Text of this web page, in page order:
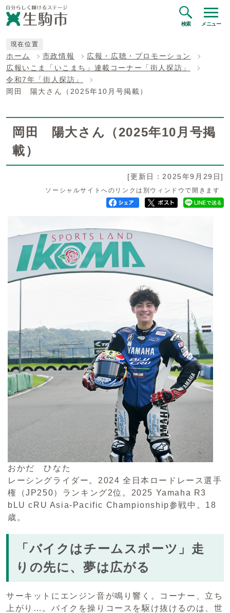
検索 メニュー
現在位置
ホーム 市政情報
広報・広聴・プロモーション
広報いこま「いこまち」連載コーナー「街人探訪」
令和7年「街人探訪」
岡田 陽大さん（2025年10月号掲載）
岡田 陽大さん（2025年10月号掲
載）
[更新日：2025年9月29日]
ソーシャルサイトへのリンクは別ウィンドウで開きます
おかだ ひなた
レーシングライダー。2024 全日本ロードレース選手
権（JP250）ランキング2位。2025 Yamaha R3
bLU cRU Asia-Pacific Championship参戦中。18
歳。
「バイクはチームスポーツ」走
りの先に、夢は広がる
サーキットにエンジン音が鳴り響く。コーナー、立ち
上がり…。バイクを操りコースを駆け抜けるのは、世